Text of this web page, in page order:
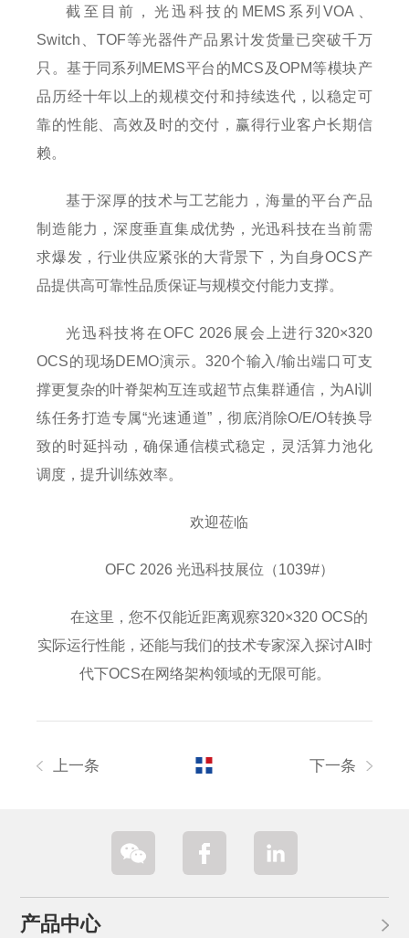
截至目前，光迅科技的MEMS系列VOA、
Switch、TOF等光器件产品累计发货量已突破千万
只。基于同系列MEMS平台的MCS及OPM等模块产
品历经十年以上的规模交付和持续迭代，以稳定可
靠的性能、高效及时的交付，赢得行业客户长期信
赖。
基于深厚的技术与工艺能力，海量的平台产品
制造能力，深度垂直集成优势，光迅科技在当前需
求爆发，行业供应紧张的大背景下，为自身OCS产
品提供高可靠性品质保证与规模交付能力支撑。
光迅科技将在OFC 2026展会上进行320×320
OCS的现场DEMO演示。320个输入/输出端口可支
撑更复杂的叶脊架构互连或超节点集群通信，为AI训
练任务打造专属“光速通道”，彻底消除O/E/O转换导
致的时延抖动，确保通信模式稳定，灵活算力池化
调度，提升训练效率。
欢迎莅临
OFC 2026 光迅科技展位（1039#）
在这里，您不仅能近距离观察320×320 OCS的
实际运行性能，还能与我们的技术专家深入探讨AI时
代下OCS在网络架构领域的无限可能。
上一条 下一条
产品中心